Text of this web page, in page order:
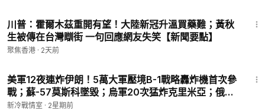
川普：霍爾木茲重開有望！大陸新冠升溫買藥難；黃秋
生被傳在台灣瞓街 一句回應網友失笑【新聞要點】
聚焦香港 · 2天前
美軍12夜連炸伊朗！5萬大軍壓境B-1戰略轟炸機首次參
戰；蘇-57莫斯科墜毀；烏軍20次猛炸克里米亞；俄羅
斯連續6個月拋售黃金
新冷戰情室 · 2星期前